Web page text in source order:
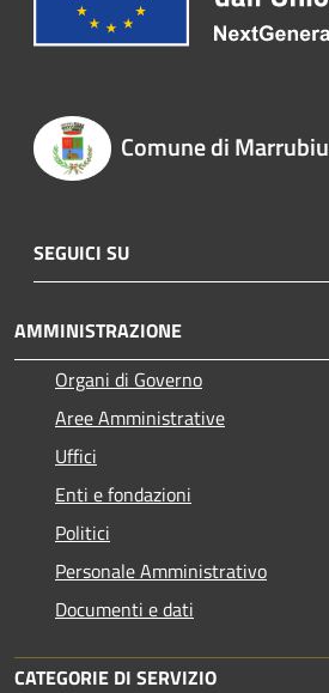
Comune di Marrubiu
SEGUICI SU
AMMINISTRAZIONE
Organi di Governo
Aree Amministrative
Uffici
Enti e fondazioni
Politici
Personale Amministrativo
Documenti e dati
CATEGORIE DI SERVIZIO